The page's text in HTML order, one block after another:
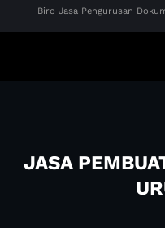
Biro Jasa Pengurusan
JASA